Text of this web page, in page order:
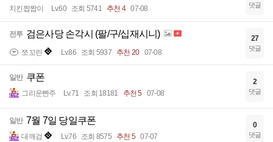
치킨짭짭이 Lv.60 조회 5741 추천 4 07-08 댓글
전투 검은사당 손각시 (팔/구/십재시니)
쪼꼬린 Lv.86 조회 5937 추천 20 07-08
27
댓글
일반 쿠폰
그리운빤주 Lv.71 조회 18181 추천 5 07-08
2
댓글
일반 7월 7일 당일쿠폰
대깨검 Lv.76 조회 8575 추천 5 07-07
0
댓글